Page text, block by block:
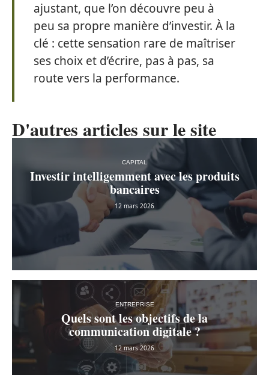
ajustant, que l’on découvre peu à
peu sa propre manière d’investir. À la
clé : cette sensation rare de maîtriser
ses choix et d’écrire, pas à pas, sa
route vers la performance.
D'autres articles sur le site
CAPITAL
Investir intelligemment avec les produits
bancaires
12 mars 2026
ENTREPRISE
Quels sont les objectifs de la
communication digitale ?
12 mars 2026